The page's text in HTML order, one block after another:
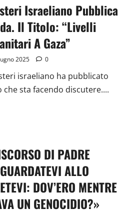
Israeliano Pubblica
Il Titolo: “Livelli
A Gaza”
2025 0
israeliano ha pubblicato
sta facendo discutere....
DI PADRE
ALLO
DOV’ERO MENTRE
UN GENOCIDIO?»